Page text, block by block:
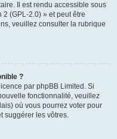
Il est rendu accessible sous
(GPL-2.0) » et peut être
veuillez consulter la rubrique
?
par phpBB Limited. Si
fonctionnalité, veuillez
où vous pourrez voter pour
suggérer les vôtres.